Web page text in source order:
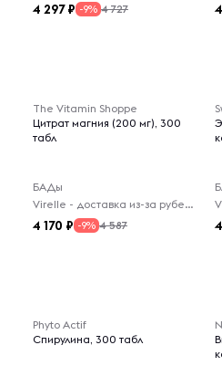
4 297 -9% 4 727
The Vitamin Shoppe
Цитрат магния (200 мг), 300
табл
БАДы
Virelle - доставка из-за рубежа
4 170 -9% 4 587
Phyto Actif
Спирулина, 300 табл